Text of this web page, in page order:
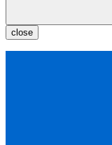
close